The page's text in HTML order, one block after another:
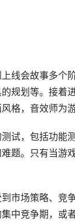
线会故事多个
规划等。接着
格，音效师为
试，包括功能
题。只有当游
市场策略、竞
中竞争期，或